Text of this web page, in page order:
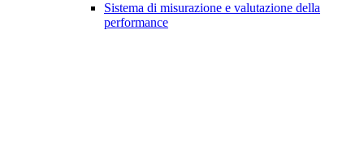
Sistema di misurazione e valutazione della
performance